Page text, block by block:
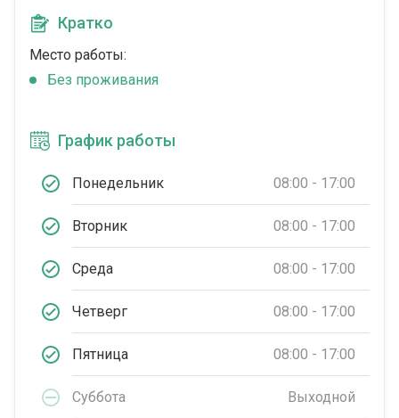
Кратко
Место работы:
Без проживания
График работы
Понедельник 08:00 - 17:00
Вторник 08:00 - 17:00
Среда 08:00 - 17:00
Четверг 08:00 - 17:00
Пятница 08:00 - 17:00
Суббота Выходной